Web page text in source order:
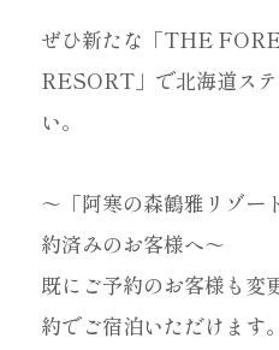
ぜひ新たな「THE
RESORT」で北海道ス
い。
～「阿寒の森鶴雅リゾー
約済みのお客様へ～
既にご予約のお客様も変
約でご宿泊いただけます。